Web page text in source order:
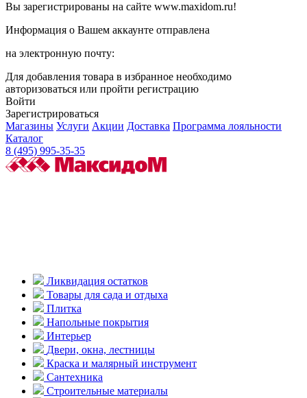
Вы зарегистрированы на сайте www.maxidom.ru!
Информация о Вашем аккаунте отправлена
на электронную почту:
Для добавления товара в избранное необходимо
авторизоваться или пройти регистрацию
Войти
Зарегистрироваться
Магазины Услуги Акции Доставка Программа лояльности
Каталог
8 (495) 995-35-35
Ликвидация остатков
Товары для сада и отдыха
Плитка
Напольные покрытия
Интерьер
Двери, окна, лестницы
Краска и малярный инструмент
Сантехника
Строительные материалы